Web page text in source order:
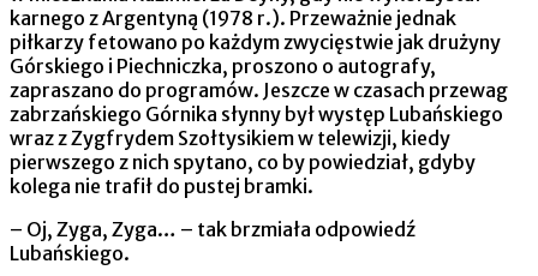
karnego z Argentyną (1978 r.). Przeważnie jednak
piłkarzy fetowano po każdym zwycięstwie jak drużyny
Górskiego i Piechniczka, proszono o autografy,
zapraszano do programów. Jeszcze w czasach przewag
zabrzańskiego Górnika słynny był występ Lubańskiego
wraz z Zygfrydem Szołtysikiem w telewizji, kiedy
pierwszego z nich spytano, co by powiedział, gdyby
kolega nie trafił do pustej bramki.
– Oj, Zyga, Zyga… – tak brzmiała odpowiedź
Lubańskiego.